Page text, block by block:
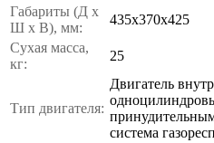
Габариты (Д x
Ш x В), мм:
435х370х425
Сухая масса,
кг:
25
Тип двигателя:
Двигатель
система